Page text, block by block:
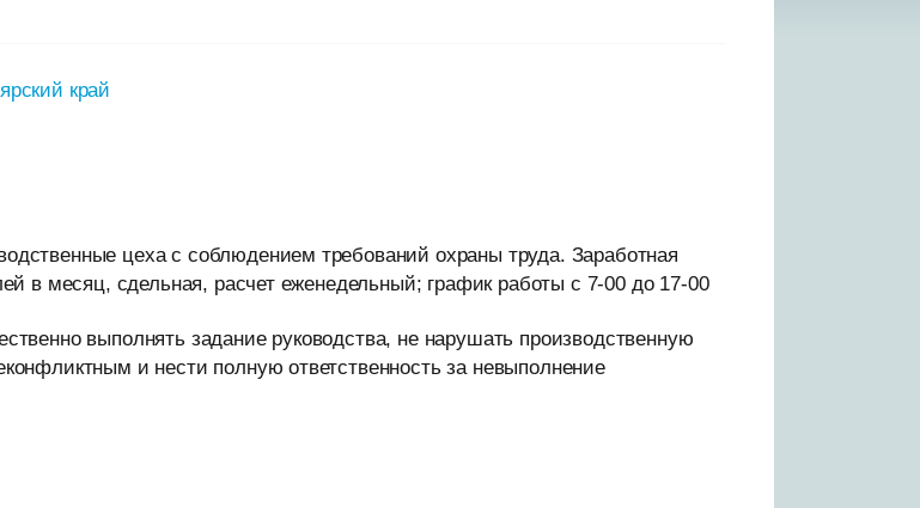
край
цеха с соблюдением требований охраны труда. Заработная
в месяц, сдельная, расчет еженедельный; график работы с 7-00 до 17-00
выполнять задание руководства, не нарушать производственную
и нести полную ответственность за невыполнение